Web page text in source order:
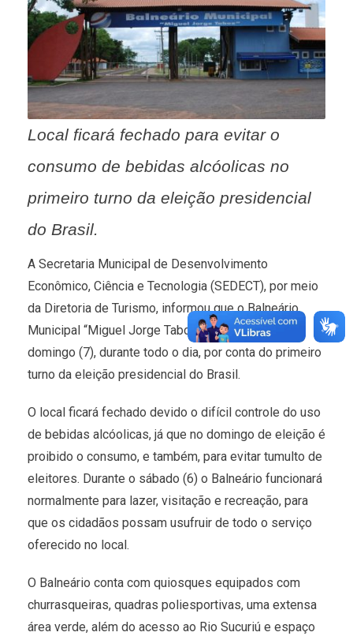
Local ficará fechado para evitar o
consumo de bebidas alcóolicas no
primeiro turno da eleição presidencial
do Brasil.
A Secretaria Municipal de Desenvolvimento
Econômico, Ciência e Tecnologia (SEDECT), por meio
da Diretoria de Turismo, informou que o Balneário
Municipal “Miguel Jorge Tabox” ficará fechado no
domingo (7), durante todo o dia, por conta do primeiro
turno da eleição presidencial do Brasil.
O local ficará fechado devido o difícil controle do uso
de bebidas alcóolicas, já que no domingo de eleição é
proibido o consumo, e também, para evitar tumulto de
eleitores. Durante o sábado (6) o Balneário funcionará
normalmente para lazer, visitação e recreação, para
que os cidadãos possam usufruir de todo o serviço
oferecido no local.
O Balneário conta com quiosques equipados com
churrasqueiras, quadras poliesportivas, uma extensa
área verde, além do acesso ao Rio Sucuriú e espaço